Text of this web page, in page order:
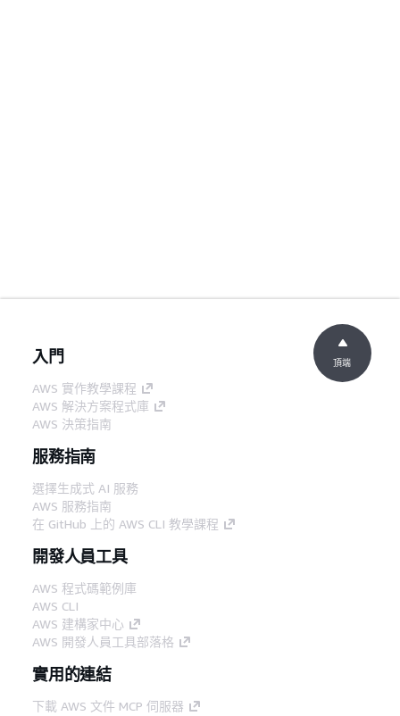
入門
AWS 實作教學課程
AWS 解決方案程式庫
AWS 決策指南
服務指南
選擇生成式 AI 服務
AWS 服務指南
在 GitHub 上的 AWS CLI 教學課程
開發人員工具
AWS 程式碼範例庫
AWS CLI
AWS 建構家中心
AWS 開發人員工具部落格
實用的連結
下載 AWS 文件 MCP 伺服器
頂端